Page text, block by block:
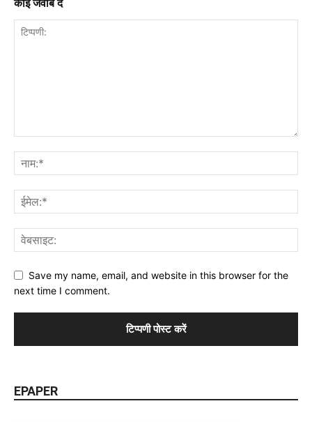
कोई जवाब दें
Save my name, email, and website in this browser for the
next time I comment.
EPAPER